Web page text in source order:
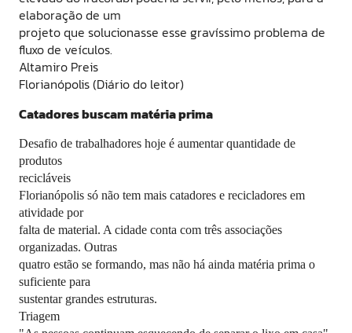
elaboração de um
projeto que solucionasse esse gravíssimo problema de
fluxo de veículos.
Altamiro Preis
Florianópolis (Diário do leitor)
Catadores buscam matéria prima
Desafio de trabalhadores hoje é aumentar quantidade de
produtos
recicláveis
Florianópolis só não tem mais catadores e recicladores em
atividade por
falta de material. A cidade conta com três associações
organizadas. Outras
quatro estão se formando, mas não há ainda matéria prima o
suficiente para
sustentar grandes estruturas.
Triagem